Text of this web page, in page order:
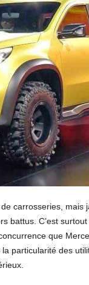
carrosseries, mais
battus. C’est
que
particularité des